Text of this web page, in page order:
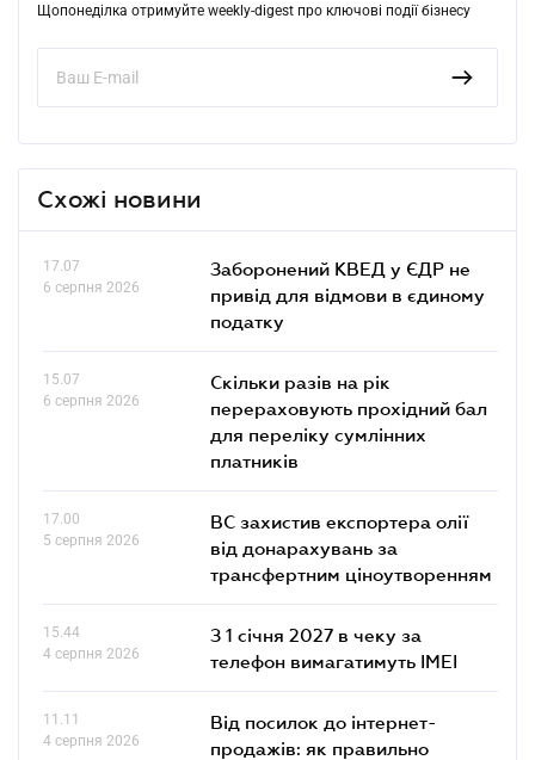
Щопонеділка отримуйте weekly-digest про ключові події бізнесу
Схожі новини
17.07
6 серпня 2026
Заборонений КВЕД у ЄДР не
привід для відмови в єдиному
податку
15.07
6 серпня 2026
Скільки разів на рік
перераховують прохідний бал
для переліку сумлінних
платників
17.00
5 серпня 2026
ВС захистив експортера олії
від донарахувань за
трансфертним ціноутворенням
15.44
4 серпня 2026
З 1 січня 2027 в чеку за
телефон вимагатимуть IMEI
11.11
4 серпня 2026
Від посилок до інтернет-
продажів: як правильно